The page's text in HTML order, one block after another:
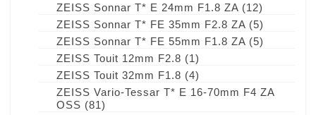
ZEISS Sonnar T* E 24mm F1.8 ZA (12)
ZEISS Sonnar T* FE 35mm F2.8 ZA (5)
ZEISS Sonnar T* FE 55mm F1.8 ZA (5)
ZEISS Touit 12mm F2.8 (1)
ZEISS Touit 32mm F1.8 (4)
ZEISS Vario-Tessar T* E 16-70mm F4 ZA
OSS (81)